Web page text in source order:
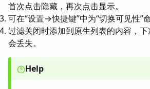
首次点击隐藏，再次点击显示。
可在“设置→快捷键”中为“切换可见性”
过滤关闭时添加到原生列表的内容，
会丢失。
Help